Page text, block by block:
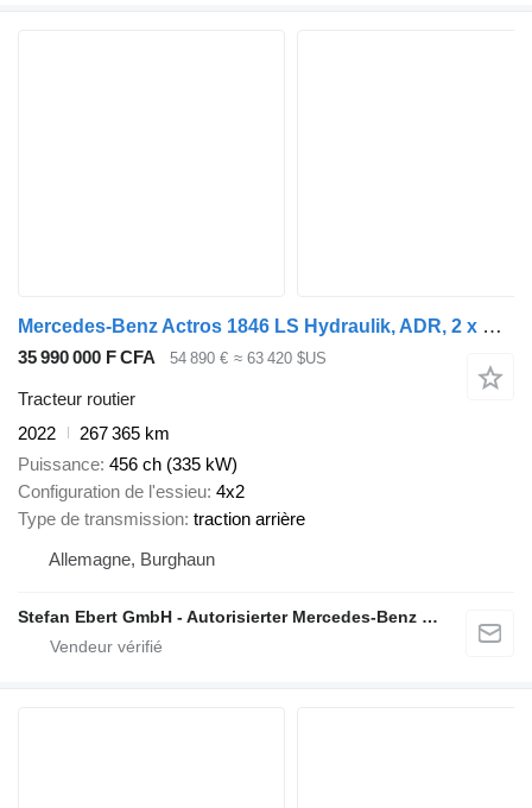
Mercedes-Benz Actros 1846 LS Hydraulik, ADR, 2 x Nebenantrieb
35 990 000 F CFA 54 890 € ≈ 63 420 $US
Tracteur routier
2022
267 365 km
Puissance 456 ch (335 kW)
Configuration de l'essieu 4x2
Type de transmission traction arrière
Allemagne, Burghaun
Stefan Ebert GmbH - Autorisierter Mercedes-Benz Servicepartner